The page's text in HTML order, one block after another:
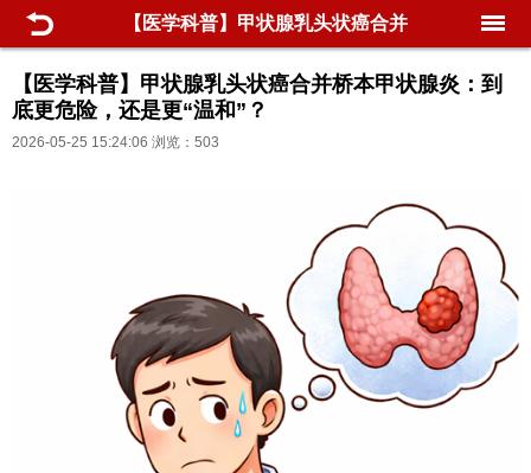
【医学科普】甲状腺乳头状癌合并
桥本甲状腺炎：到底更危险，还是
更“温和”？
【医学科普】甲状腺乳头状癌合并桥本甲状腺炎：到
底更危险，还是更“温和”？
2026-05-25 15:24:06 浏览：503